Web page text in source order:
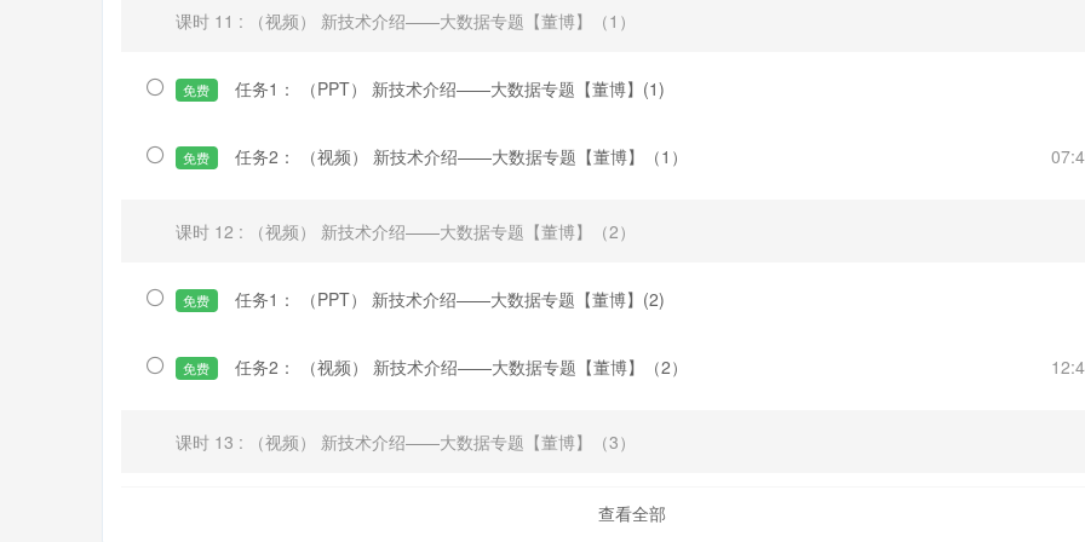
课时 11 : （视频） 新技术介绍——大数据专题【董博】（1）
免费 任务1： （PPT） 新技术介绍——大数据专题【董博】(1)
免费 任务2： （视频） 新技术介绍——大数据专题【董博】（1）
课时 12 : （视频） 新技术介绍——大数据专题【董博】（2）
免费 任务1： （PPT） 新技术介绍——大数据专题【董博】(2)
免费 任务2： （视频） 新技术介绍——大数据专题【董博】（2）
课时 13 : （视频） 新技术介绍——大数据专题【董博】（3）
查看全部